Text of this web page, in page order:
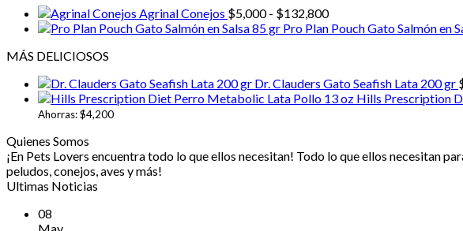
Agrinal Conejos $5,000 - $132,800Rango
de
hasta
$132,800
Pro Plan Pouch Gato Salmón en
MÁS DELICIOSOS
Dr. Clauders Gato Seafish Lata 200 gr
Hills Prescription
Ahorras:$4,200
Quienes Somos
¡En Pets Lovers encuentra todo lo que ellos necesitan! Todo lo que ellos necesitan
peludos, conejos, aves y más!
Ultimas Noticias
08
May